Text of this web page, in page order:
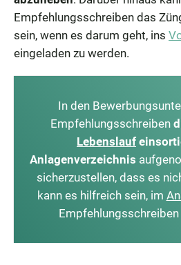
Empfehlungsschreiben das
sein, wenn es darum geht, ins
eingeladen zu werden.
In den
Empfehlungsschreiben
Lebenslauf
Anlagenverzeichnis
sicherzustellen, dass es
kann es hilfreich sein, im